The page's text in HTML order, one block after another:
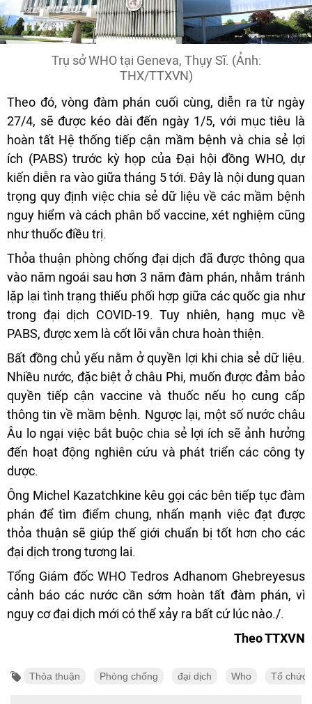
Trụ sở WHO tại Geneva, Thụy Sĩ. (Ảnh:
THX/TTXVN)
Theo đó, vòng đàm phán cuối cùng, diễn ra từ ngày
27/4, sẽ được kéo dài đến ngày 1/5, với mục tiêu là
hoàn tất Hệ thống tiếp cận mầm bệnh và chia sẻ lợi
ích (PABS) trước kỳ họp của Đại hội đồng WHO, dự
kiến diễn ra vào giữa tháng 5 tới. Đây là nội dung quan
trọng quy định việc chia sẻ dữ liệu về các mầm bệnh
nguy hiểm và cách phân bổ vaccine, xét nghiệm cũng
như thuốc điều trị.
Thỏa thuận phòng chống đại dịch đã được thông qua
vào năm ngoái sau hơn 3 năm đàm phán, nhằm tránh
lặp lại tình trạng thiếu phối hợp giữa các quốc gia như
trong đại dịch COVID-19. Tuy nhiên, hạng mục về
PABS, được xem là cốt lõi vẫn chưa hoàn thiện.
Bất đồng chủ yếu nằm ở quyền lợi khi chia sẻ dữ liệu.
Nhiều nước, đặc biệt ở châu Phi, muốn được đảm bảo
quyền tiếp cận vaccine và thuốc nếu họ cung cấp
thông tin về mầm bệnh. Ngược lại, một số nước châu
Âu lo ngại việc bắt buộc chia sẻ lợi ích sẽ ảnh hưởng
đến hoạt động nghiên cứu và phát triển các công ty
dược.
Ông Michel Kazatchkine kêu gọi các bên tiếp tục đàm
phán để tìm điểm chung, nhấn mạnh việc đạt được
thỏa thuận sẽ giúp thế giới chuẩn bị tốt hơn cho các
đại dịch trong tương lai.
Tổng Giám đốc WHO Tedros Adhanom Ghebreyesus
cảnh báo các nước cần sớm hoàn tất đàm phán, vì
nguy cơ đại dịch mới có thể xảy ra bất cứ lúc nào./.
Theo TTXVN
Thỏa thuận Phòng chống đại dịch Who Tổ chức